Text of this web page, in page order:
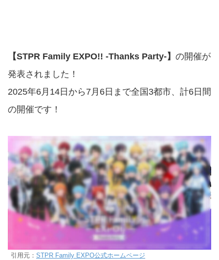
【STPR Family EXPO!! -Thanks Party-】 の開催が
発表されました！
2025年6月14日から7月6日まで全国3都市、計6日間
の開催です！
引用元： STPR Family EXPO公式ホームページ